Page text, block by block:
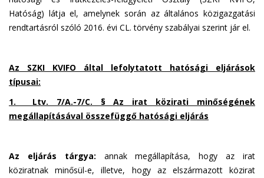
Hatóság) látja el, amelynek során az általános közigazgatási
rendtartásról szóló 2016. évi CL. törvény szabályai szerint jár el.
Az SZKI KVIFO által lefolytatott hatósági eljárások
típusai:
1. Ltv. 7/A.-7/C. § Az irat közirati minőségének
megállapításával összefüggő hatósági eljárás
Az eljárás tárgya: annak megállapítása, hogy az irat
köziratnak minősül-e, illetve, hogy az elszármazott közirat